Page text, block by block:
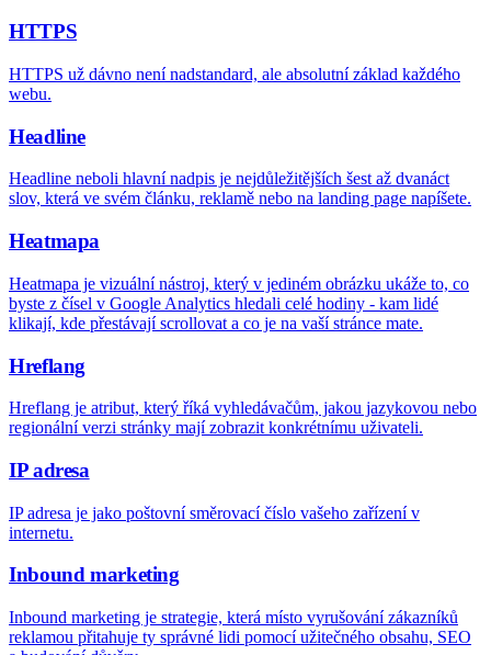
HTTPS
HTTPS už dávno není nadstandard, ale absolutní základ každého
webu.
Headline
Headline neboli hlavní nadpis je nejdůležitějších šest až dvanáct
slov, která ve svém článku, reklamě nebo na landing page napíšete.
Heatmapa
Heatmapa je vizuální nástroj, který v jediném obrázku ukáže to, co
byste z čísel v Google Analytics hledali celé hodiny - kam lidé
klikají, kde přestávají scrollovat a co je na vaší stránce mate.
Hreflang
Hreflang je atribut, který říká vyhledávačům, jakou jazykovou nebo
regionální verzi stránky mají zobrazit konkrétnímu uživateli.
IP adresa
IP adresa je jako poštovní směrovací číslo vašeho zařízení v
internetu.
Inbound marketing
Inbound marketing je strategie, která místo vyrušování zákazníků
reklamou přitahuje ty správné lidi pomocí užitečného obsahu, SEO